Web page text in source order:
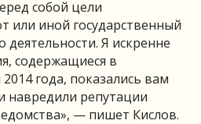
собой цели
или иной государственный
деятельности. Я искренне
содержащиеся в
года, показались вам
навредили репутации
— пишет Кислов.